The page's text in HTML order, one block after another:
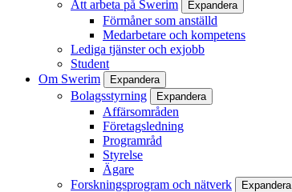
Att arbeta på Swerim Expandera
Förmåner som anställd
Medarbetare och kompetens
Lediga tjänster och exjobb
Student
Om Swerim
Expandera
Bolagsstyrning Expandera
Affärsområden
Företagsledning
Programråd
Styrelse
Ägare
Forskningsprogram och nätverk
Expandera